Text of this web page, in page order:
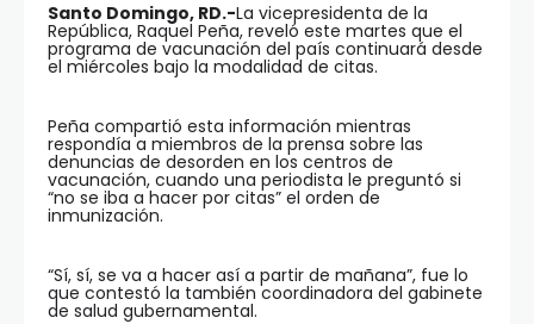
Santo Domingo, RD.-La vicepresidenta de la
República, Raquel Peña, reveló este martes que el
programa de vacunación del país continuará desde
el miércoles bajo la modalidad de citas.
Peña compartió esta información mientras
respondía a miembros de la prensa sobre las
denuncias de desorden en los centros de
vacunación, cuando una periodista le preguntó si
“no se iba a hacer por citas” el orden de
inmunización.
“Sí, sí, se va a hacer así a partir de mañana”, fue lo
que contestó la también coordinadora del gabinete
de salud gubernamental.